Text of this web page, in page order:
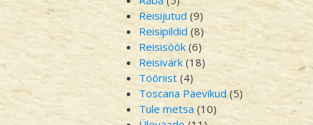
Reisijutud (9)
Reisipildid (8)
Reisisöök(6)
Reisivärk (18)
Tööriist (4)
Toscana Päevikud(5)
Tule metsa (10)